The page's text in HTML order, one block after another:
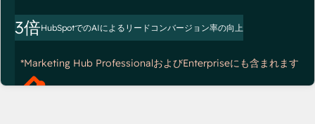
3倍HubSpotでのAIによるリードコンバージョン率の向上
*Marketing Hub ProfessionalおよびEnterpriseにも含まれます